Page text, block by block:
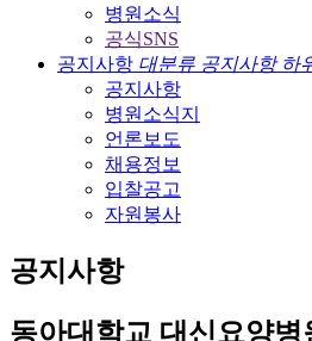
병원소식
공식SNS
공지사항 대분류 공지사항 하
공지사항
병원소식지
언론보도
채용정보
입찰공고
자원봉사
공지사항
동아대학교 대신요양